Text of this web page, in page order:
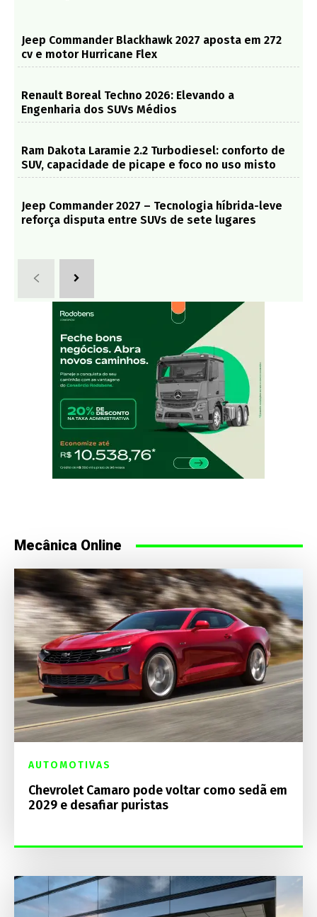
Jeep Commander Blackhawk 2027 aposta em 272
cv e motor Hurricane Flex
Renault Boreal Techno 2026: Elevando a
Engenharia dos SUVs Médios
Ram Dakota Laramie 2.2 Turbodiesel: conforto de
SUV, capacidade de picape e foco no uso misto
Jeep Commander 2027 – Tecnologia híbrida-leve
reforça disputa entre SUVs de sete lugares
Mecânica Online
AUTOMOTIVAS
Chevrolet Camaro pode voltar como sedã em
2029 e desafiar puristas